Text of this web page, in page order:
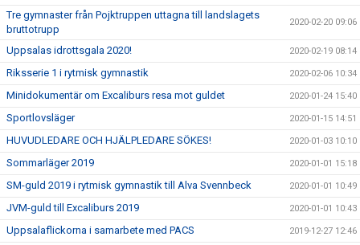
Tre gymnaster från Pojktruppen uttagna till landslagets
bruttotrupp
2020-02-20 09:06
Uppsalas idrottsgala 2020! 2020-02-19 08:14
Riksserie 1 i rytmisk gymnastik 2020-02-06 10:34
Minidokumentär om Excaliburs resa mot guldet 2020-01-24 15:40
Sportlovsläger 2020-01-15 14:51
HUVUDLEDARE OCH HJÄLPLEDARE SÖKES! 2020-01-03 10:10
Sommarläger 2019 2020-01-01 15:18
SM-guld 2019 i rytmisk gymnastik till Alva Svennbeck 2020-01-01 10:49
JVM-guld till Excaliburs 2019 2020-01-01 10:43
Uppsalaflickorna i samarbete med PACS 2019-12-27 12:46